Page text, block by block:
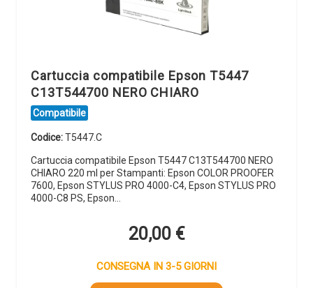
Cartuccia compatibile Epson T5447
C13T544700 NERO CHIARO
Compatibile
Codice:T5447.C
Cartuccia compatibile Epson T5447 C13T544700 NERO
CHIARO 220 ml per Stampanti: Epson COLOR PROOFER
7600, Epson STYLUS PRO 4000-C4, Epson STYLUS PRO
4000-C8 PS, Epson…
20,00 €
CONSEGNA IN 3-5 GIORNI